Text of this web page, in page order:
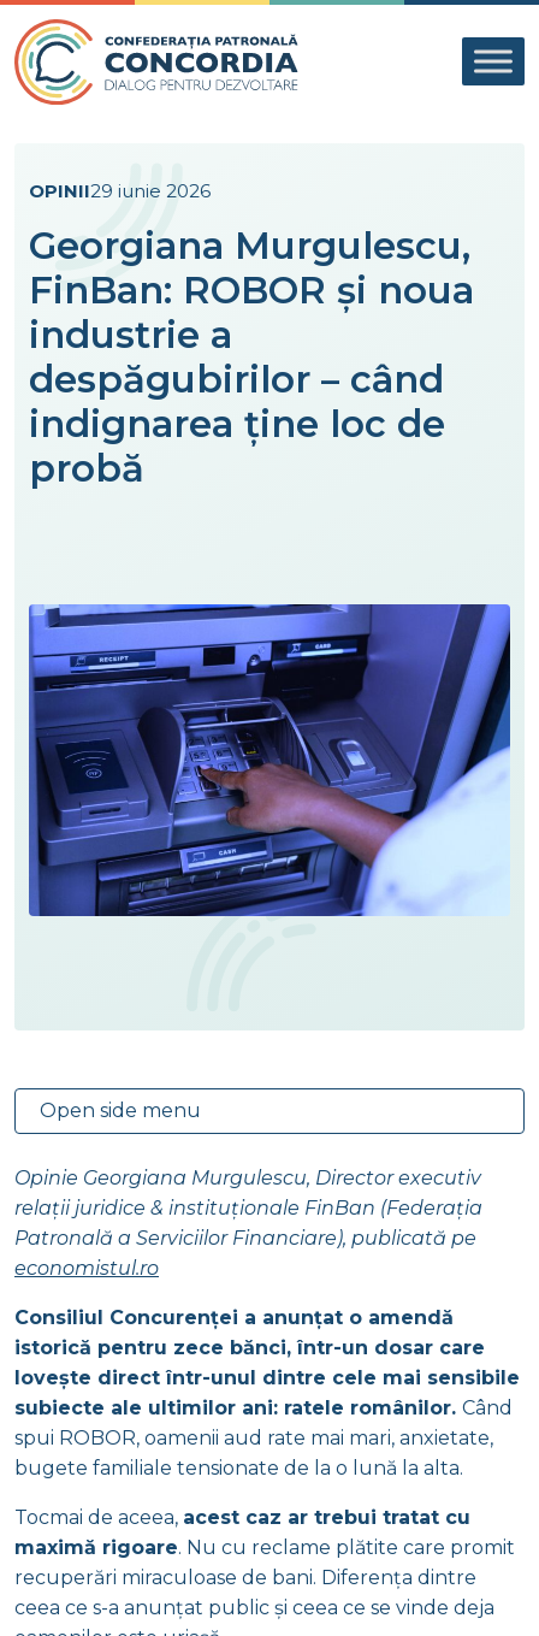
Skip to content
OPINII29 iunie 2026
Georgiana Murgulescu,
FinBan: ROBOR și noua
industrie a
despăgubirilor – când
indignarea ține loc de
probă
Opinie Georgiana Murgulescu, Director executiv
relații juridice & instituționale FinBan (Federația
Patronală a Serviciilor Financiare), publicată pe
economistul.ro
Consiliul Concurenței a anunțat o amendă
istorică pentru zece bănci, într-un dosar care
lovește direct într-unul dintre cele mai sensibile
subiecte ale ultimilor ani: ratele românilor. Când
spui ROBOR, oamenii aud rate mai mari, anxietate,
bugete familiale tensionate de la o lună la alta.
Tocmai de aceea, acest caz ar trebui tratat cu
maximă rigoare. Nu cu reclame plătite care promit
recuperări miraculoase de bani. Diferența dintre
ceea ce s-a anunțat public și ceea ce se vinde deja
Open side menu